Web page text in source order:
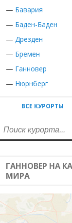
— Бавария
— Баден-Баден
— Дрезден
— Бремен
— Ганновер
— Нюрнберг
ВСЕ КУРОРТЫ
ГАННОВЕР НА
МИРА